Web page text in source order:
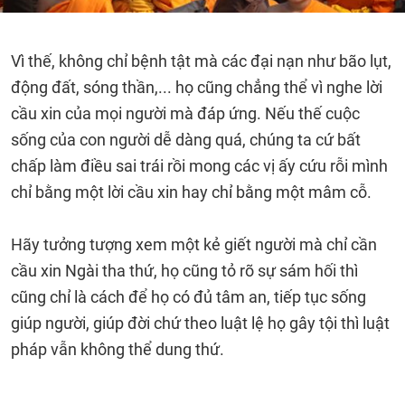
Vì thế, không chỉ bệnh tật mà các đại nạn như bão lụt,
động đất, sóng thần,... họ cũng chẳng thể vì nghe lời
cầu xin của mọi người mà đáp ứng. Nếu thế cuộc
sống của con người dễ dàng quá, chúng ta cứ bất
chấp làm điều sai trái rồi mong các vị ấy cứu rỗi mình
chỉ bằng một lời cầu xin hay chỉ bằng một mâm cỗ.
Hãy tưởng tượng xem một kẻ giết người mà chỉ cần
cầu xin Ngài tha thứ, họ cũng tỏ rõ sự sám hối thì
cũng chỉ là cách để họ có đủ tâm an, tiếp tục sống
giúp người, giúp đời chứ theo luật lệ họ gây tội thì luật
pháp vẫn không thể dung thứ.